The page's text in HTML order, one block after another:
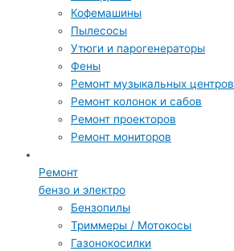
Кофемашины
Пылесосы
Утюги и парогенераторы
Фены
Ремонт музыкальных центров
Ремонт колонок и сабов
Ремонт проекторов
Ремонт мониторов
Ремонт
бензо и электро
Бензопилы
Триммеры / Мотокосы
Газонокосилки